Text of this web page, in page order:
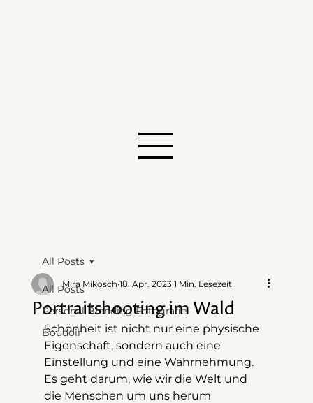
All Posts
Personal Branding Fotografie
Boudoir
All Posts
Portraitshooting im Wald
Mira Mikosch 18. Apr. 2023 1 Min. Lesezeit
Schönheit ist nicht nur eine physische
Eigenschaft, sondern auch eine
Einstellung und eine Wahrnehmung.
Es geht darum, wie wir die Welt und
die Menschen um uns herum